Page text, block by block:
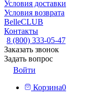
Условия доставки
Условия возврата
BelleCLUB
Контакты
8 (800) 333-05-47
Заказать звонок
Задать вопрос
Войти
Корзина0